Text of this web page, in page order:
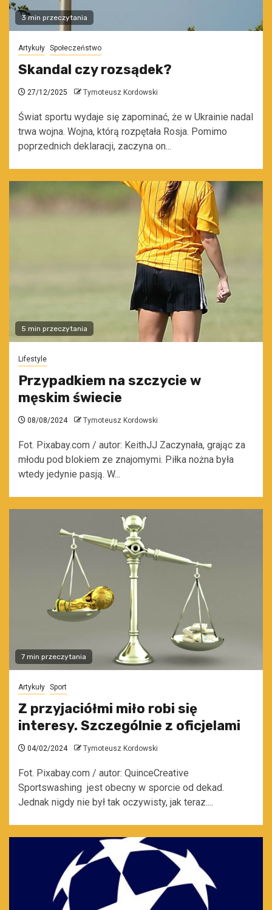
3 min przeczytania
Artykuły Społeczeństwo
Skandal czy rozsądek?
27/12/2025 Tymoteusz Kordowski
Świat sportu wydaje się zapominać, że w Ukrainie nadal
trwa wojna. Wojna, którą rozpętała Rosja. Pomimo
poprzednich deklaracji, zaczyna on...
5 min przeczytania
Lifestyle
Przypadkiem na szczycie w
męskim świecie
08/08/2024 Tymoteusz Kordowski
Fot. Pixabay.com / autor: KeithJJ Zaczynała, grając za
młodu pod blokiem ze znajomymi. Piłka nożna była
wtedy jedynie pasją. W...
7 min przeczytania
Artykuły Sport
Z przyjaciółmi miło robi się
interesy. Szczególnie z oficjelami
04/02/2024 Tymoteusz Kordowski
Fot. Pixabay.com / autor: QuinceCreative
Sportswashing jest obecny w sporcie od dekad.
Jednak nigdy nie był tak oczywisty, jak teraz....